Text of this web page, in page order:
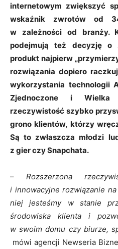
internetowym zwiększyć
wskaźnik zwrotów od
w zależności od branży.
podejmują też decyzję o
produkt najpierw
rozwiązania dopiero
wykorzystania technologii
Zjednoczone i Wielka
rzeczywistość szybko
grono klientów, którzy
Są to zwłaszcza młodzi
z gier czy Snapchata.
– Rozszerzona
i innowacyjne rozwiązanie
niej jesteśmy w stanie
środowiska klienta i
w swoim domu czy biurze,
mówi agencji Newseria